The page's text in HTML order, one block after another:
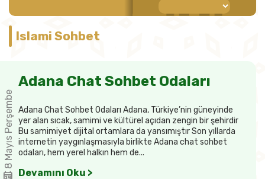
Islami Sohbet
8 Mayıs Perşembe
Adana Chat Sohbet Odaları
Adana Chat Sohbet Odaları Adana, Türkiye’nin güneyinde
yer alan sıcak, samimi ve kültürel açıdan zengin bir şehirdir
Bu samimiyet dijital ortamlara da yansımıştır Son yıllarda
internetin yaygınlaşmasıyla birlikte Adana chat sohbet
odaları, hem yerel halkın hem de...
Devamını Oku >